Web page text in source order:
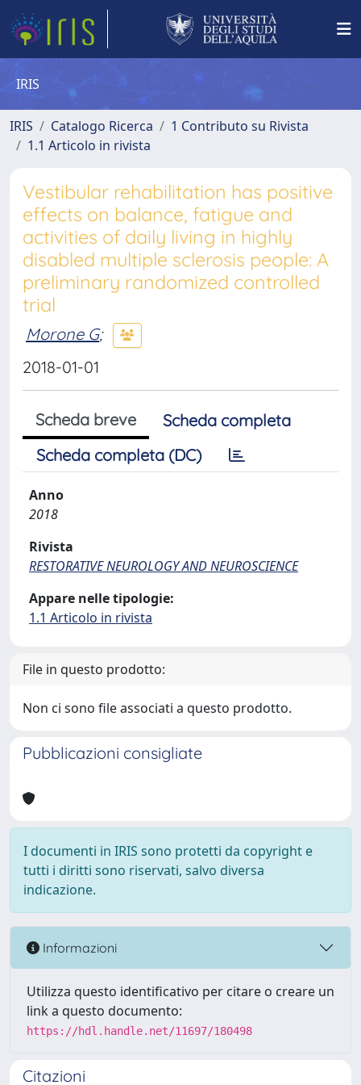
IRIS
IRIS Catalogo Ricerca
1 Contributo su Rivista
1.1 Articolo in rivista
Vestibular rehabilitation has positive
effects on balance, fatigue and
activities of daily living in highly
disabled multiple sclerosis people: A
preliminary randomized controlled
trial
Morone G;
2018-01-01
Scheda breve
Scheda completa
Scheda completa (DC)
Anno
2018
Rivista
RESTORATIVE NEUROLOGY AND NEUROSCIENCE
Appare nelle tipologie:
1.1 Articolo in rivista
File in questo prodotto:
Non ci sono file associati a questo prodotto.
Pubblicazioni consigliate
I documenti in IRIS sono protetti da copyright e
tutti i diritti sono riservati, salvo diversa
indicazione.
Informazioni
Utilizza questo identificativo per citare o creare un
link a questo documento:
https://hdl.handle.net/11697/180498
Citazioni